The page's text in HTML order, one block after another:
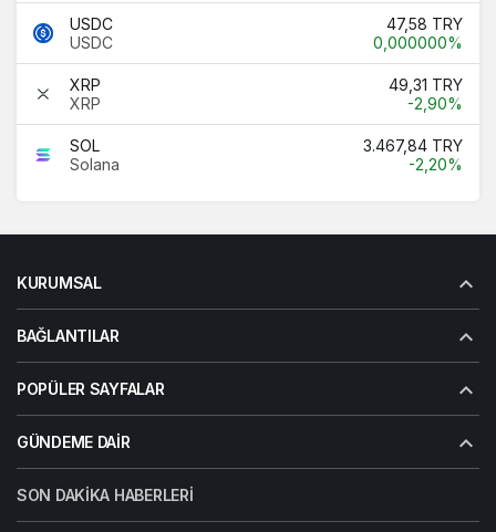
USDC
USDC
47,58 TRY
0,000000%
XRP
XRP
49,31 TRY
-2,90%
SOL
Solana
3.467,84 TRY
-2,20%
KURUMSAL
BAĞLANTILAR
POPÜLER SAYFALAR
GÜNDEME DAIR
SON DAKIKA HABERLERI